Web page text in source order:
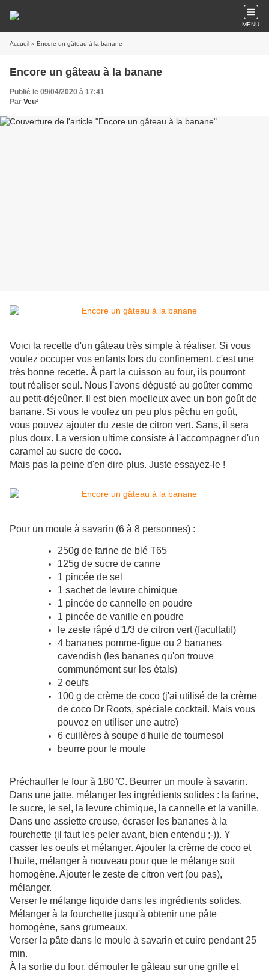
MENU
Accueil » Encore un gâteau à la banane
Encore un gâteau à la banane
Publié le 09/04/2020 à 17:41
Par Veu²
Voici la recette d'un gâteau très simple à réaliser. Si vous
voulez occuper vos enfants lors du confinement, c'est une
très bonne recette. À part la cuisson au four, ils pourront
tout réaliser seul. Nous l'avons dégusté au goûter comme
au petit-déjeûner. Il est bien moelleux avec un bon goût de
banane. Si vous le voulez un peu plus pêchu en goût,
vous pouvez ajouter du zeste de citron vert. Sans, il sera
plus doux. La version ultime consiste à l'accompagner d'un
caramel au sucre de coco.
Mais pas la peine d'en dire plus. Juste essayez-le !
Pour un moule à savarin (6 à 8 personnes) :
250g de farine de blé T65
125g de sucre de canne
1 pincée de sel
1 sachet de levure chimique
1 pincée de cannelle en poudre
1 pincée de vanille en poudre
le zeste râpé d'1/3 de citron vert (facultatif)
4 bananes pomme-figue ou 2 bananes
cavendish (les bananes qu'on trouve
communément sur les étals)
2 oeufs
100 g de crème de coco (j'ai utilisé de la crème
de coco Dr Roots, spéciale cocktail. Mais vous
pouvez en utiliser une autre)
6 cuillères à soupe d'huile de tournesol
beurre pour le moule
Préchauffer le four à 180°C. Beurrer un moule à savarin.
Dans une jatte, mélanger les ingrédients solides : la farine,
le sucre, le sel, la levure chimique, la cannelle et la vanille.
Dans une assiette creuse, écraser les bananes à la
fourchette (il faut les peler avant, bien entendu ;-)). Y
casser les oeufs et mélanger. Ajouter la crème de coco et
l'huile, mélanger à nouveau pour que le mélange soit
homogène. Ajouter le zeste de citron vert (ou pas),
mélanger.
Verser le mélange liquide dans les ingrédients solides.
Mélanger à la fourchette jusqu'à obtenir une pâte
homogène, sans grumeaux.
Verser la pâte dans le moule à savarin et cuire pendant 25
min.
À la sortie du four, démouler le gâteau sur une grille et